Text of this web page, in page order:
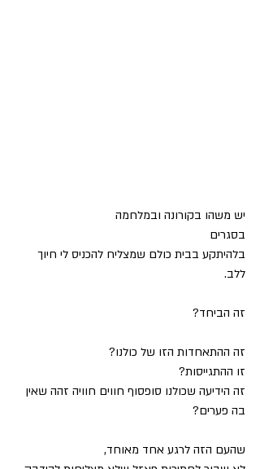
יש משהו בקורונה ובמלחמה
בסגרים
בלהיתקע בבית כולם שמצליח להכניס לי חיוך
ללב.
זה הביחד?
זה ההתאחדות הזו של כולנו?
זו ההתגייסות?
זה הידיעה שכולנו סופסוף חווים חוויה זהה שאין
בה פערים?
שהעם הזה לרגע אחד מאוחד,